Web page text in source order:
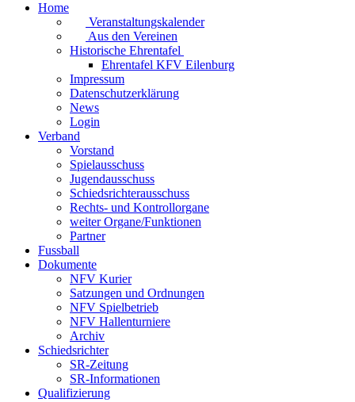
Home
Veranstaltungskalender
Aus den Vereinen
Historische Ehrentafel
Ehrentafel KFV Eilenburg
Impressum
Datenschutzerklärung
News
Login
Verband
Vorstand
Spielausschuss
Jugendausschuss
Schiedsrichterausschuss
Rechts- und Kontrollorgane
weiter Organe/Funktionen
Partner
Fussball
Dokumente
NFV Kurier
Satzungen und Ordnungen
NFV Spielbetrieb
NFV Hallenturniere
Archiv
Schiedsrichter
SR-Zeitung
SR-Informationen
Qualifizierung